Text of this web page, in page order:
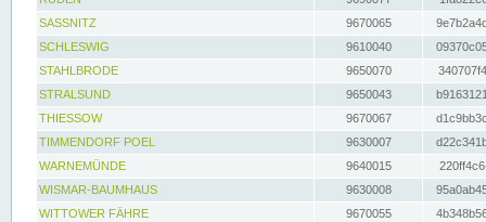
SASSNITZ
9670065
SCHLESWIG
9610040
STAHLBRODE
9650070
STRALSUND
9650043
THIESSOW
9670067
TIMMENDORF POEL
9630007
WARNEMÜNDE
9640015
WISMAR-BAUMHAUS
9630008
WITTOWER FÄHRE
9670055